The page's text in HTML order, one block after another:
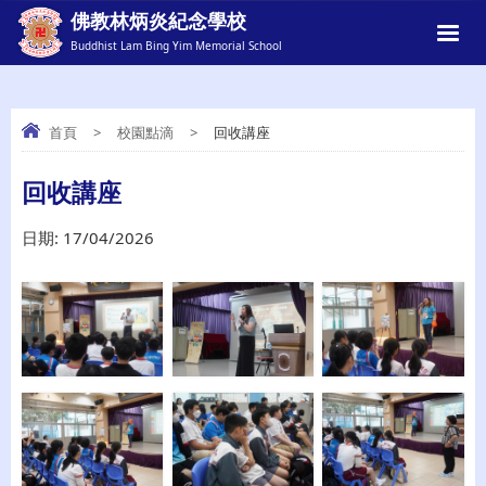
佛教林炳炎紀念學校
Buddhist Lam Bing Yim Memorial School
首頁 > 校園點滴 > 回收講座
回收講座
日期: 17/04/2026